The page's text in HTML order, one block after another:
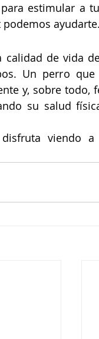
estimular a
podemos ayudarte.
de vida
Un perro que
y, sobre todo,
su salud
viendo